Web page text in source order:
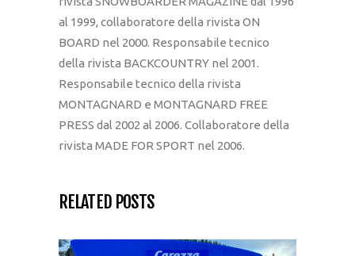
al 1999, collaboratore della rivista ON
BOARD nel 2000. Responsabile tecnico
della rivista BACKCOUNTRY nel 2001.
Responsabile tecnico della rivista
MONTAGNARD e MONTAGNARD FREE
PRESS dal 2002 al 2006. Collaboratore della
rivista MADE FOR SPORT nel 2006.
RELATED POSTS